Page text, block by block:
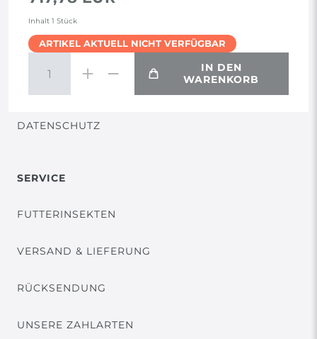
Inhalt 1 Stück
ARTIKEL AKTUELL NICHT VERFÜGBAR
IN DEN
WARENKORB
AGB
WIDERRUF
DATENSCHUTZ
SERVICE
FUTTERINSEKTEN
VERSAND & LIEFERUNG
RÜCKSENDUNG
UNSERE ZAHLARTEN